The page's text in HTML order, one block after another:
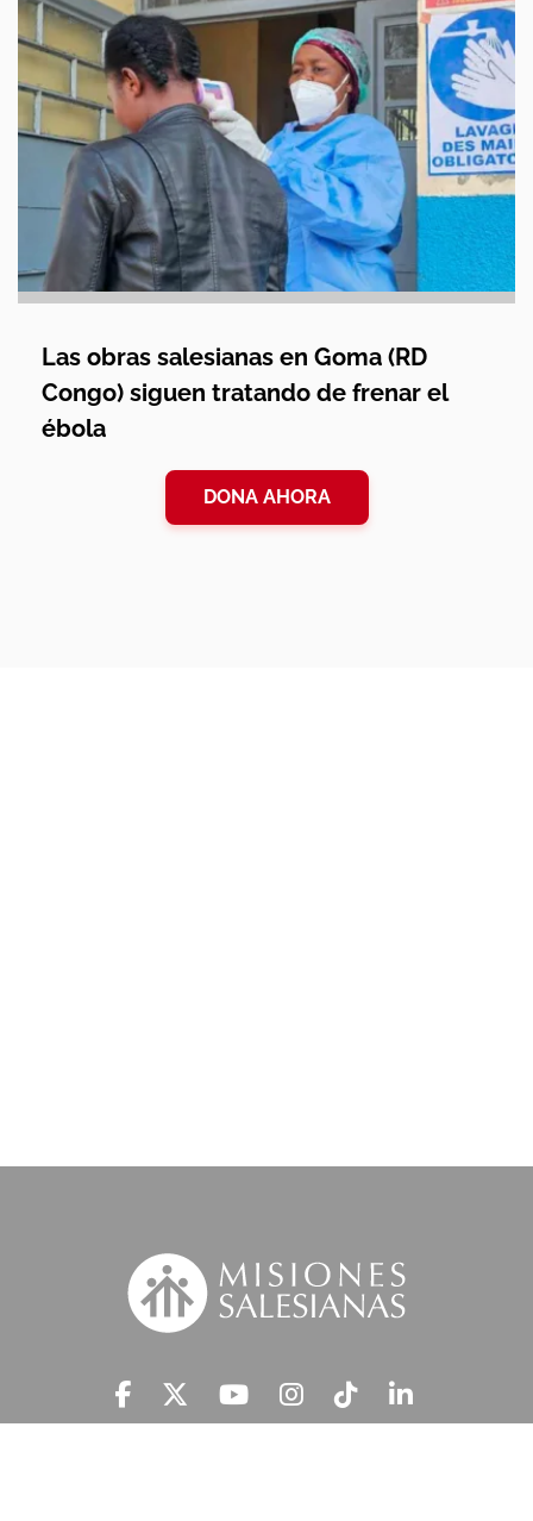
Las obras salesianas en Goma (RD
Congo) siguen tratando de frenar el
ébola
DONA AHORA